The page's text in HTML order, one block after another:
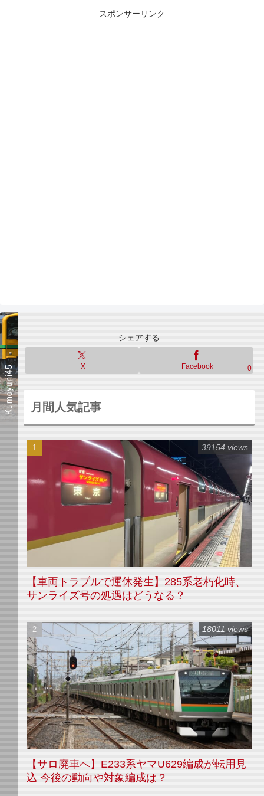
ていますが、結局いつ...
スポンサーリンク
シェアする
X Facebook 0
月間人気記事
【車両トラブルで運休発生】285系老朽化時、
サンライズ号の処遇はどうなる？
39154 views
【サロ廃車へ】E233系ヤマU629編成が転用見
込 今後の動向や対象編成は？
18011 views